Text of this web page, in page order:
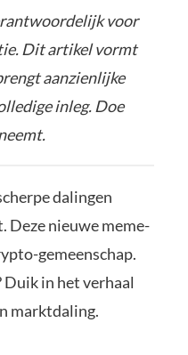
voor
Dit artikel vormt
aanzienlijke
inleg. Doe
dalingen
Deze nieuwe meme-
gemeenschap.
in het verhaal
marktdaling.